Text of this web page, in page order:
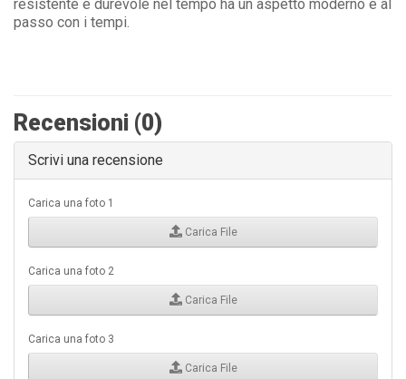
resistente e durevole nel tempo ha un aspetto moderno e al
passo con i tempi.
Recensioni (0)
Scrivi una recensione
Carica una foto 1
Carica File
Carica una foto 2
Carica File
Carica una foto 3
Carica File